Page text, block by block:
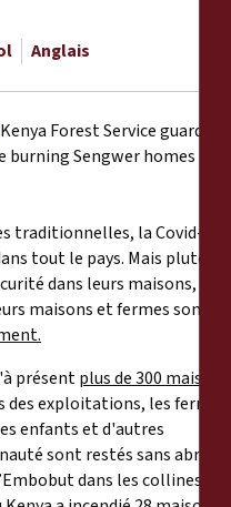
Anglais
la Covid-19
tout le pays. Mais plutôt
dans leurs maisons, ces
maisons et fermes sont
présentplus de 300 maisons
des exploitations, les fermes
enfants et d'autres
sont restés sans abri
dans les collines de